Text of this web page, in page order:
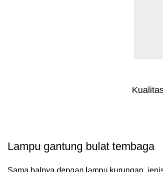
Lampu gantung bulat tembaga